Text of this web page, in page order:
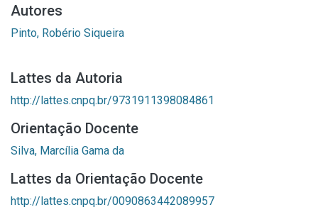
Autores
Pinto, Robério Siqueira
Lattes da Autoria
http://lattes.cnpq.br/9731911398084861
Orientação Docente
Silva, Marcília Gama da
Lattes da Orientação Docente
http://lattes.cnpq.br/0090863442089957